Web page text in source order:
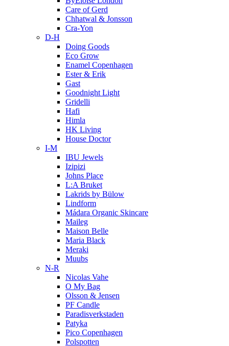
Care of Gerd
Chhatwal & Jonsson
Cra-Yon
D-H
Doing Goods
Eco Grow
Enamel Copenhagen
Ester & Erik
Gast
Goodnight Light
Gridelli
Hafi
Himla
HK Living
House Doctor
I-M
IBU Jewels
Izipizi
Johns Place
L:A Bruket
Lakrids by Bülow
Lindform
Mádara Organic Skincare
Maileg
Maison Belle
Maria Black
Meraki
Muubs
N-R
Nicolas Vahe
O My Bag
Olsson & Jensen
PF Candle
Paradisverkstaden
Patyka
Pico Copenhagen
Polspotten